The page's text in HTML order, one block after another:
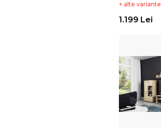
+ alte variante
1.199 Lei